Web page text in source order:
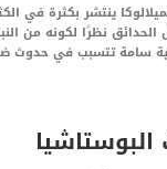
ينتشر بكثرة في
الحدائق نظرًا لكونه من
سامة تتسبب في حدوث
البوستاشيا